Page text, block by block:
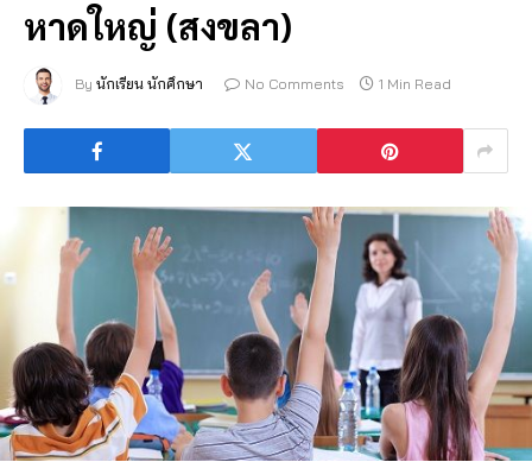
หาดใหญ่ (สงขลา)
By นักเรียน นักศึกษา No Comments 1 Min Read